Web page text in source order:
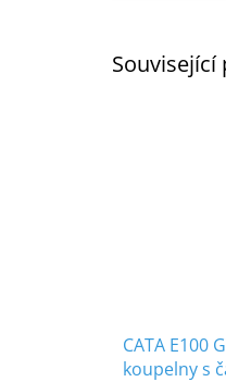
CATA E100
koupelny s